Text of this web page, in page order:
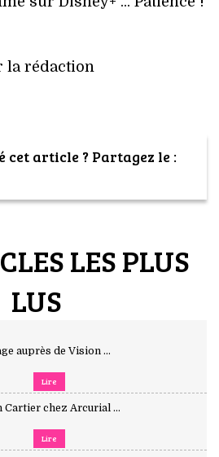
la rédaction
cet article ? Partagez le :
LES PLUS
LUS
auprès de Vision ...
Lire
Cartier chez Arcurial ...
Lire